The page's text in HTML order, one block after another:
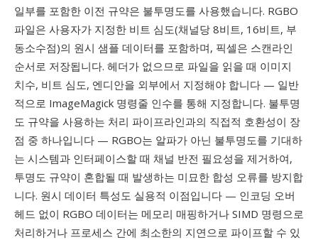
일부를 포함한 이전 규약은 불투명도를 사용했습니다. RGBO
파일은 사용자가 지정한 비트 심도(채널당 8비트, 16비트, 부
동소수점)의 원시 샘플 데이터를 포함하며, 픽셀은 스캔라인
순서로 저장됩니다. 헤더가 없으므로 파일을 읽을 때 이미지
치수, 비트 심도, 엔디안을 외부에서 지정해야 합니다 — 일반
적으로 ImageMagick 명령줄 인수를 통해 지정합니다. 불투명
도 규약을 사용하는 처리 파이프라인과의 직접적 호환성이 장
점 중 하나입니다 — RGBO는 알파가 아닌 불투명도를 기대하
는 시스템과 인터페이스할 때 채널 반전 필요성을 제거하여,
투명도 규약이 혼합될 때 발생하는 미묘한 합성 오류를 방지합
니다. 원시 데이터 특성도 실용적 이점입니다 — 인코딩 오버
헤드 없이 RGBO 데이터는 메모리 매핑하거나 SIMD 명령으로
처리하거나 프로세스 간에 최소한의 지연으로 파이프할 수 있